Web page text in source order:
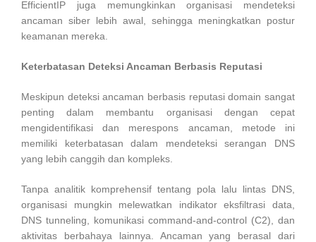
EfficientIP juga memungkinkan organisasi mendeteksi
ancaman siber lebih awal, sehingga meningkatkan postur
keamanan mereka.
Keterbatasan Deteksi Ancaman Berbasis Reputasi
Meskipun deteksi ancaman berbasis reputasi domain sangat
penting dalam membantu organisasi dengan cepat
mengidentifikasi dan merespons ancaman, metode ini
memiliki keterbatasan dalam mendeteksi serangan DNS
yang lebih canggih dan kompleks.
Tanpa analitik komprehensif tentang pola lalu lintas DNS,
organisasi mungkin melewatkan indikator eksfiltrasi data,
DNS tunneling, komunikasi command-and-control (C2), dan
aktivitas berbahaya lainnya. Ancaman yang berasal dari